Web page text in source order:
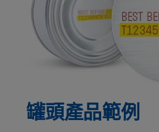
罐頭產品範例